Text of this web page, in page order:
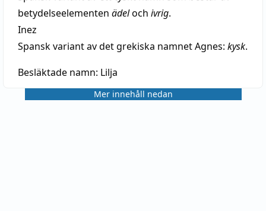
betydelseelementen ädeloch ivrig.
Inez
Spansk variant av det grekiska namnet Agnes: kysk.
Besläktade namn: Lilja
Mer innehåll nedan